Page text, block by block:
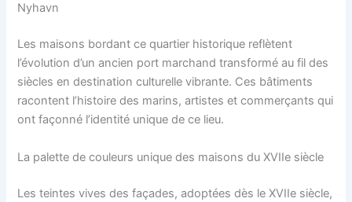
Nyhavn
Les maisons bordant ce quartier historique reflètent
l’évolution d’un ancien port marchand transformé au fil des
siècles en destination culturelle vibrante. Ces bâtiments
racontent l’histoire des marins, artistes et commerçants qui
ont façonné l’identité unique de ce lieu.
La palette de couleurs unique des maisons du XVIIe siècle
Les teintes vives des façades, adoptées dès le XVIIe siècle,